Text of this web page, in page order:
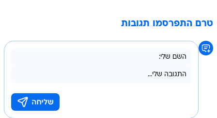
טרם התפרסמו תגובות